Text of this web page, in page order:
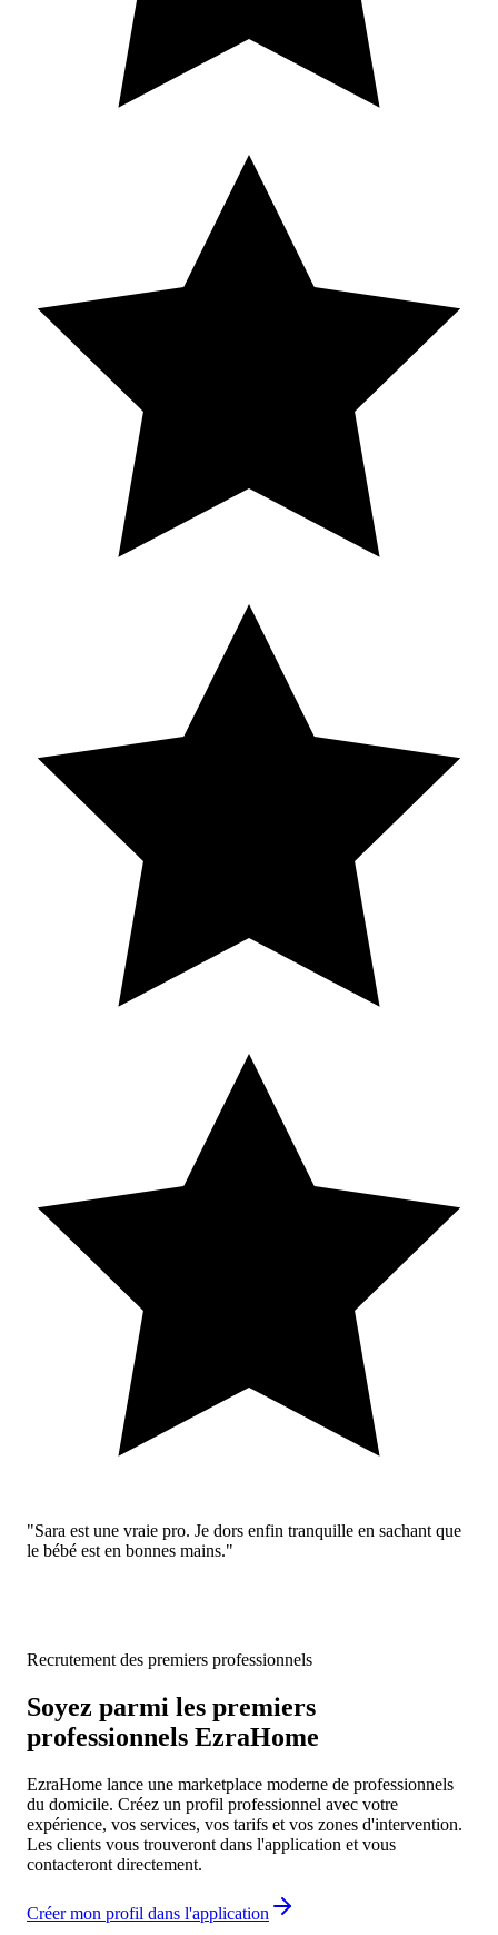
"Sara est une vraie pro. Je dors enfin tranquille en sachant que
le bébé est en bonnes mains."
Recrutement des premiers professionnels
Soyez parmi les premiers
professionnels EzraHome
EzraHome lance une marketplace moderne de professionnels
du domicile. Créez un profil professionnel avec votre
expérience, vos services, vos tarifs et vos zones d'intervention.
Les clients vous trouveront dans l'application et vous
contacteront directement.
Créer mon profil dans l'application